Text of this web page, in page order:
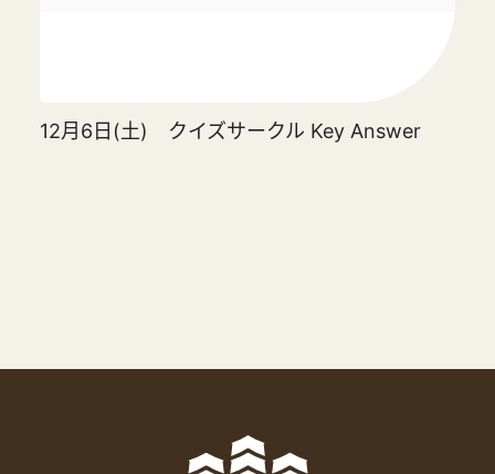
12月6日(土) クイズサークル Key Answer